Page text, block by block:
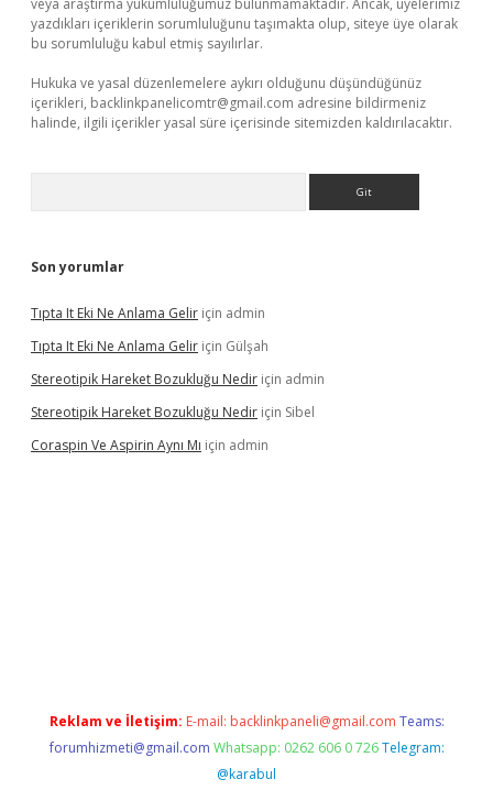
veya araştırma yükümlülüğümüz bulunmamaktadır. Ancak, üyelerimiz
yazdıkları içeriklerin sorumluluğunu taşımakta olup, siteye üye olarak
bu sorumluluğu kabul etmiş sayılırlar.
Hukuka ve yasal düzenlemelere aykırı olduğunu düşündüğünüz
içerikleri, backlinkpanelicomtr@gmail.com adresine bildirmeniz
halinde, ilgili içerikler yasal süre içerisinde sitemizden kaldırılacaktır.
Son yorumlar
Tıpta It Eki Ne Anlama Gelir için admin
Tıpta It Eki Ne Anlama Gelir için Gülşah
Stereotipik Hareket Bozukluğu Nedir için admin
Stereotipik Hareket Bozukluğu Nedir için Sibel
Coraspin Ve Aspirin Aynı Mı için admin
Reklam ve İletişim: E-mail: backlinkpaneli@gmail.com Teams:
forumhizmeti@gmail.com Whatsapp: 0262 606 0 726 Telegram:
@karabul